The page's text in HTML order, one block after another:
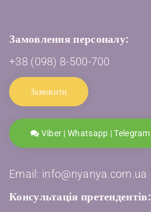
Замовлення персоналу:
+38 (098) 8-500-700
Замовити
Viber | Whatsapp | Telegram
Email: info@nyanya.com.ua
Консультація претендентів: